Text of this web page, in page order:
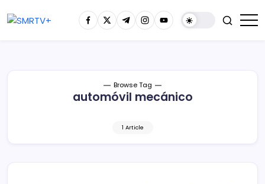
Browse Tag
automóvil mecánico
1 Article